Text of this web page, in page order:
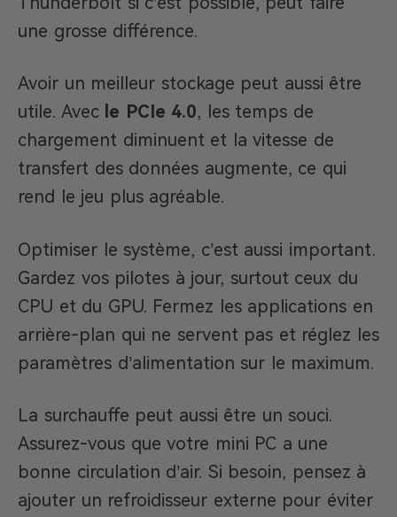
une grosse différence.
Avoir un meilleur stockage peut aussi être
utile. Avec le PCIe 4.0, les temps de
chargement diminuent et la vitesse de
transfert des données augmente, ce qui
rend le jeu plus agréable.
Optimiser le système, c’est aussi important.
Gardez vos pilotes à jour, surtout ceux du
CPU et du GPU. Fermez les applications en
arrière-plan qui ne servent pas et réglez les
paramètres d’alimentation sur le maximum.
La surchauffe peut aussi être un souci.
Assurez-vous que votre mini PC a une
bonne circulation d’air. Si besoin, pensez à
ajouter un refroidisseur externe pour éviter